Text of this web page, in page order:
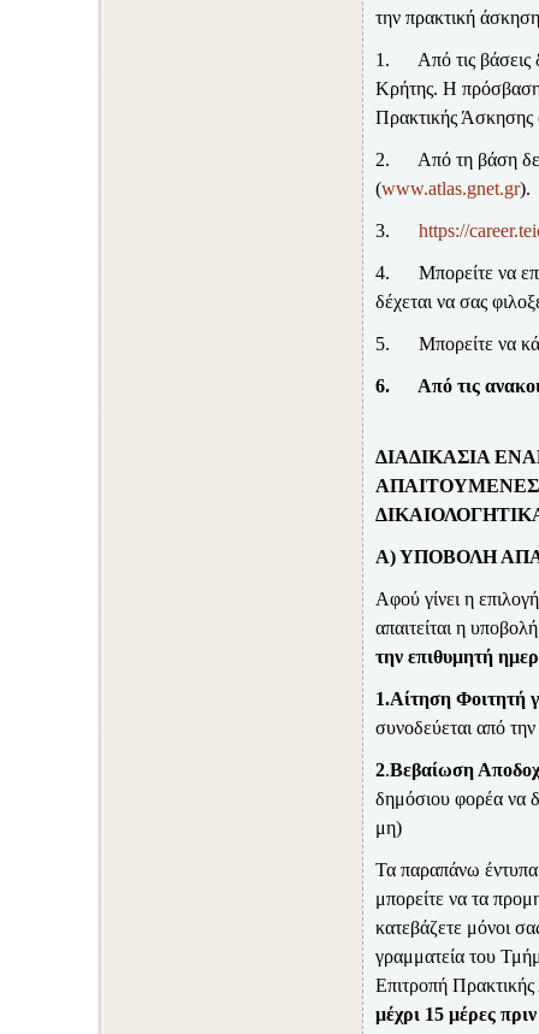
την πρακτική
1.
Από τις
Κρήτης. Η πρόσβαση
Πρακτικής
2.
Από τη βάση
(www.atlas.gnet.gr).
3. https://
4.
Μπορείτε να
δέχεται να σας
5. Μπορείτε να
6. Από τις
ΔΙΑΔΙΚΑΣΙΑ
Α) ΥΠΟΒΟΛΗ
Αφού γίνει η
απαιτείται η
την επιθυμητή
1.Aίτηση Φοιτητή
συνοδεύεται από την
2.Βεβαίωση
δημόσιου φορέα να
μη)
Τα παραπάνω
μπορείτε να τα
κατεβάζετε μόνοι
γραμματεία του
Επιτροπή
μέχρι 15 μέρες